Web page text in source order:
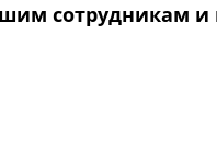
сотрудникам и